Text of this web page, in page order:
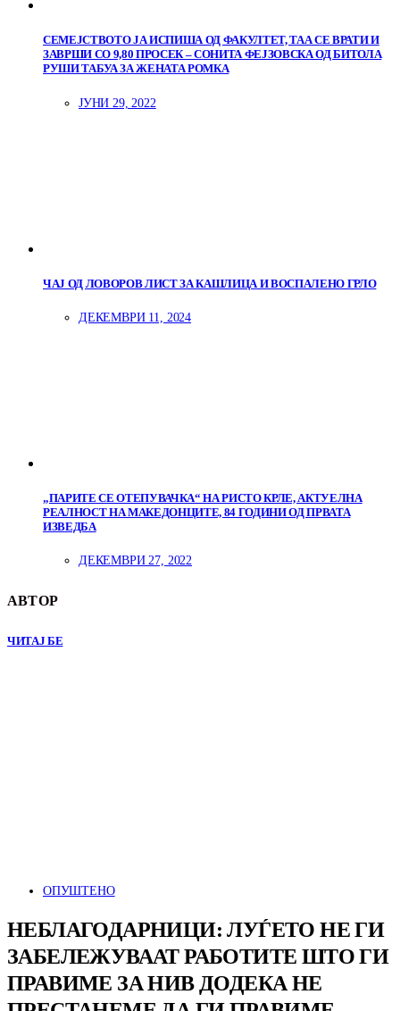
СЕМЕЈСТВОТО ЈА ИСПИША ОД ФАКУЛТЕТ, ТАА СЕ ВРАТИ И
ЗАВРШИ СО 9,80 ПРОСЕК – СОНИТА ФЕЈЗОВСКА ОД БИТОЛА
РУШИ ТАБУА ЗА ЖЕНАТА РОМКА
ЈУНИ 29, 2022
ЧАЈ ОД ЛОВОРОВ ЛИСТ ЗА КАШЛИЦА И ВОСПАЛЕНО ГРЛО
ДЕКЕМВРИ 11, 2024
„ПАРИТЕ СЕ ОТЕПУВАЧКА“ НА РИСТО КРЛЕ, АКТУЕЛНА
РЕАЛНОСТ НА МАКЕДОНЦИТЕ, 84 ГОДИНИ ОД ПРВАТА
ИЗВЕДБА
ДЕКЕМВРИ 27, 2022
АВТОР
ЧИТАЈ БЕ
ОПУШТЕНО
НЕБЛАГОДАРНИЦИ: ЛУЃЕТО НЕ ГИ
ЗАБЕЛЕЖУВААТ РАБОТИТЕ ШТО ГИ
ПРАВИМЕ ЗА НИВ ДОДЕКА НЕ